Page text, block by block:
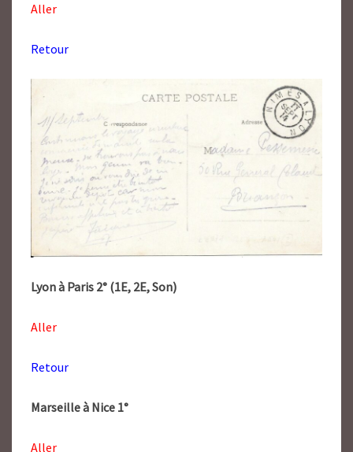
Aller
Retour
Lyon à Paris 2° (1E, 2E, Son)
Aller
Retour
Marseille à Nice 1°
Aller